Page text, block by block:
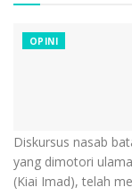
Musyawarah
sebagai berikut,
Nahdlatul
nama lembaga
Jami ‘ah
di Cibeber, al –
OPINI
Diskursus nasab
yang dimotori
(Kiai Imad), telah